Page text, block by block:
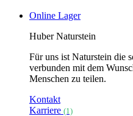
Online Lager
Huber Naturstein
Für uns ist Naturstein die
verbunden mit dem
Menschen zu teilen.
Kontakt
Karriere (1)